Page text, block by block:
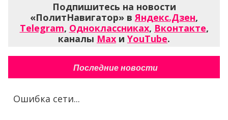
Подпишитесь на новости
«ПолитНавигатор» вЯндекс.Дзен,
Telegram, Одноклассниках, Вконтакте,
каналы Max и YouTube.
Последние новости
Ошибка сети...